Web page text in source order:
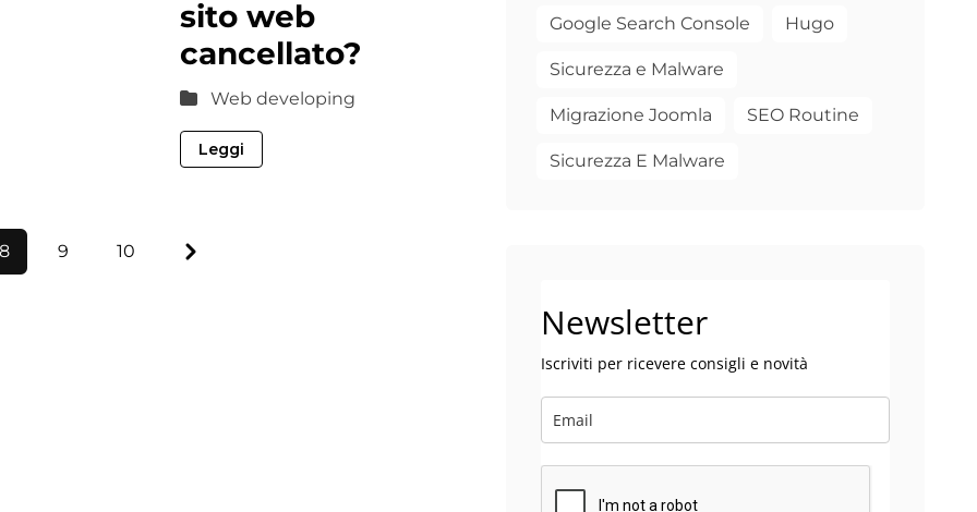
sito web
cancellato?
Web developing
Leggi
8 9 10 Next
Google Search Console Hugo
Sicurezza e Malware
Migrazione Joomla SEO Routine
Sicurezza E Malware
Newsletter
Iscriviti per ricevere consigli e novità